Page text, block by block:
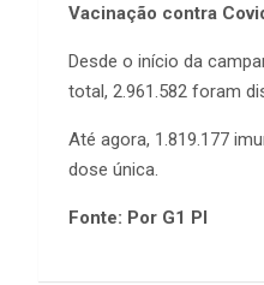
Vacinação contra
Desde o início da
total, 2.961.582 foram
Até agora, 1.819.177
dose única.
Fonte: Por G1 PI